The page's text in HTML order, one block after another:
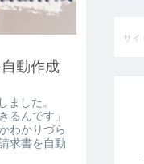
動作成
ました。
るんです」
わかりづら
求書を自動